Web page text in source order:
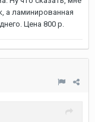
а ламинированная
Цена 800 р.